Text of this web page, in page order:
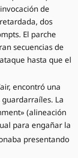
de
dos
El parche
secuencias de
hasta que el
encontró una
La
(alineación
para engañar la
presentando